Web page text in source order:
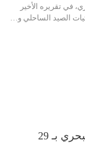
في تقريره الأخير
الصيد الساحلي و…
ميناء الصويرة..إنخفاض مفرغات الصيد البحري بـ 29